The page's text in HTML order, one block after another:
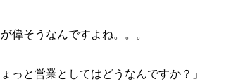
偉そうなんですよね。。。
営業としてはどうなんですか？」